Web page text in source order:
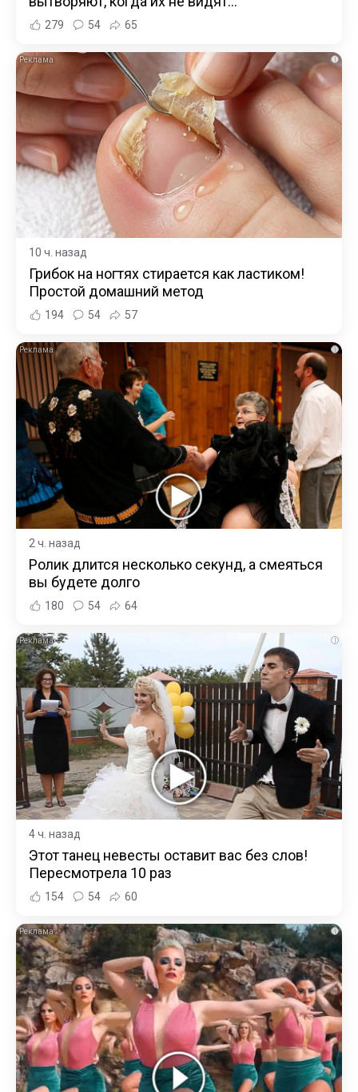
279 54 65
i
10 ч. назад
Грибок на ногтях стирается как ластиком!
Простой домашний метод
194 54 57
i
2 ч. назад
Ролик длится несколько секунд, а смеяться
вы будете долго
180 54 64
i
4 ч. назад
Этот танец невесты оставит вас без слов!
Пересмотрела 10 раз
154 54 60
i